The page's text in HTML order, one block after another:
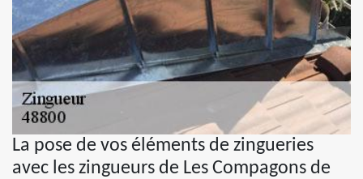
La pose de vos éléments de zingueries
avec les zingueurs de Les Compagons de